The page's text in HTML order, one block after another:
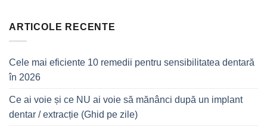
ARTICOLE RECENTE
Cele mai eficiente 10 remedii pentru sensibilitatea dentară
în 2026
Ce ai voie și ce NU ai voie să mănânci după un implant
dentar / extracție (Ghid pe zile)